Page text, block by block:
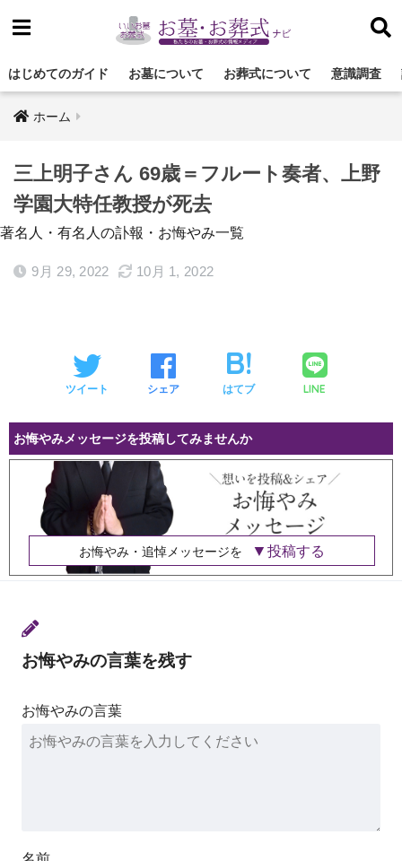
はじめてのガイド お墓について お葬式について 意識調査
ホーム
三上明子さん 69歳＝フルート奏者、上野
学園大特任教授が死去
著名人・有名人の訃報・お悔やみ一覧
9月 29, 2022 10月 1, 2022
ツイート シェア はてブ LINE
お悔やみメッセージを投稿してみませんか
お悔やみ・追悼メッセージを 投稿する
お悔やみの言葉を残す
お悔やみの言葉